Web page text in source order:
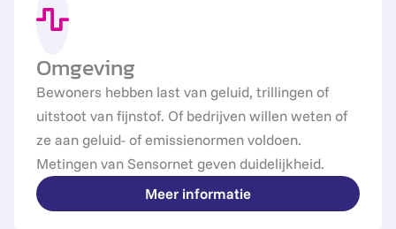
Omgeving
Bewoners hebben last van geluid, trillingen of
uitstoot van fijnstof. Of bedrijven willen weten of
ze aan geluid- of emissienormen voldoen.
Metingen van Sensornet geven duidelijkheid.
Meer informatie